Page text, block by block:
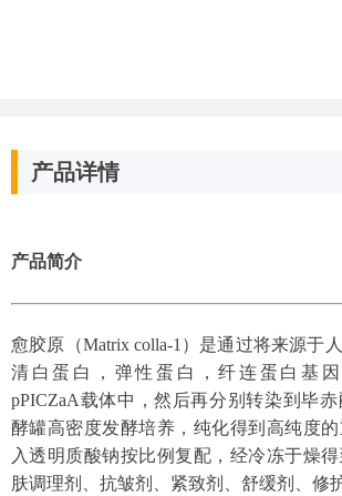
产品详情
产品简介
愈胶原（Matrix colla-1）是通过将来源于
清白蛋白，弹性蛋白，纤连蛋白基
pPICZaA载体中，然后再分别转染到毕
酵罐高密度发酵培养，纯化得到高纯度
入透明质酸钠按比例复配，经冷冻于燥
肤调理剂、抗皱剂、紧致剂、舒缓剂、修